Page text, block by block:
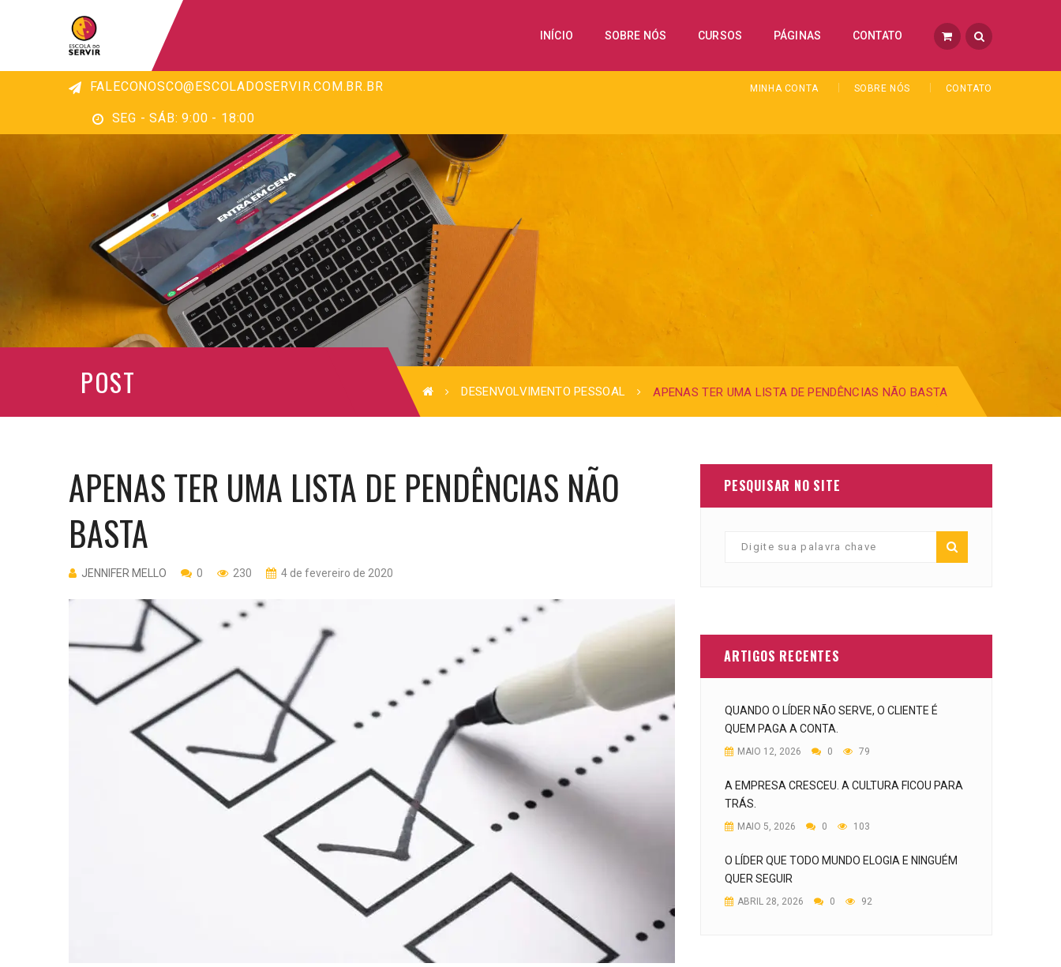
INÍCIO SOBRE NÓS CURSOS PÁGINAS CONTATO
FALECONOSCO@ESCOLADOSERVIR.COM.BR.BR
SEG - SÁB: 9:00 - 18:00
MINHA CONTA SOBRE NÓS CONTATO
POST DESENVOLVIMENTO PESSOAL APENAS TER UMA LISTA DE PENDÊNCIAS NÃO BASTA
APENAS TER UMA LISTA DE PENDÊNCIAS NÃO
BASTA
JENNIFER MELLO 0 230 4 de fevereiro de 2020
PESQUISAR NO SITE
ARTIGOS RECENTES
QUANDO O LÍDER NÃO SERVE, O CLIENTE É
QUEM PAGA A CONTA.
MAIO 12, 2026 0 79
A EMPRESA CRESCEU. A CULTURA FICOU PARA
TRÁS.
MAIO 5, 2026 0 103
O LÍDER QUE TODO MUNDO ELOGIA E NINGUÉM
QUER SEGUIR
ABRIL 28, 2026 0 92